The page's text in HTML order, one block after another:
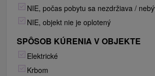
NIE, počas pobytu sa nezdržiava /
NIE, objekt nie je oplotený
SPÔSOB KÚRENIA V OBJEKTE
Elektrické
Krbom